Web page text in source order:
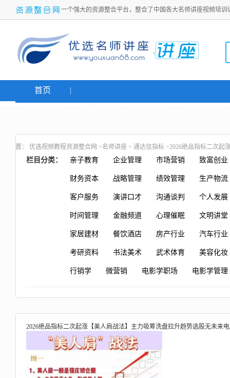
一个强大的资源整合平台，整合了中国各大名师讲座视频培
首页
置： 优选视频教程资源整合网 >名师讲座 > 通达信指标 >2026绝品指标二次起
栏目分类： 亲子教育 企业管理 市场营销 致富创业
财务资本 战略管理 绩效管理 生产物流
客户服务 演讲口才 沟通谈判 个人发展
时间管理 金融频道 心理催眠 文明讲堂
家居建材 餐饮酒店 房产行业 汽车行业
考研资料 书法美术 武术体育 美容化妆
行销学 微营销 电影学职场 电影学管理
2026绝品指标二次起涨【美人肩战法】主力吸筹洗盘拉升趋势选股无未来